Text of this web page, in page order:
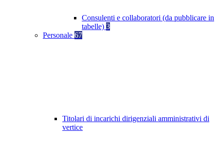
Consulenti e collaboratori (da pubblicare in
tabelle) 3
Personale 67
Titolari di incarichi dirigenziali amministrativi di
vertice